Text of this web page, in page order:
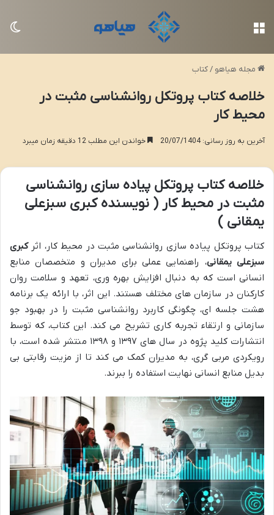
مجله هیاهو /کتاب
خلاصه کتاب پروتکل روانشناسی مثبت در
محیط کار
آخرین به روز رسانی: 20/07/1404 خواندن این مطلب 12 دقیقه زمان میبرد
خلاصه کتاب پروتکل پیاده سازی روانشناسی
مثبت در محیط کار ( نویسنده کبری سبزعلی
یمقانی )
کتاب پروتکل پیاده سازی روانشناسی مثبت در محیط کار، اثرکبری
سبزعلی یمقانی، راهنمایی عملی برای مدیران و متخصصان منابع
انسانی است که به دنبال افزایش بهره وری، تعهد و سلامت روان
کارکنان در سازمان های مختلف هستند. این اثر، با ارائه یک برنامه
هشت جلسه ای، چگونگی کاربرد روانشناسی مثبت را در بهبود جو
سازمانی و ارتقاء تجربه کاری تشریح می کند. این کتاب، که توسط
انتشارات کلید پژوه در سال های ۱۳۹۷ و ۱۳۹۸ منتشر شده است، با
رویکردی مربی گری، به مدیران کمک می کند تا از مزیت رقابتی بی
بدیل منابع انسانی نهایت استفاده را ببرند.